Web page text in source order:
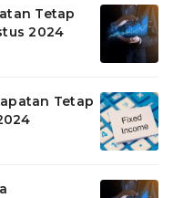
Tetap
2024
Tetap